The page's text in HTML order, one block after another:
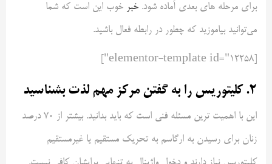
برای مرحله های بعدی آماده شود. خبر خوب این است که شما
می‌توانید بیاموزید که چطور در رابطه فعال باشید.
۲. کلیتوریس را به گفتن مرکز مهم لذت بشناسید
این با اهمیت ترین مسئله فنی است که باید بدانید. بیشتر از ۷۰ درصد
زنان برای رسیدن به ارگاسم به تحریک مستقیم یا غیرمستقیم